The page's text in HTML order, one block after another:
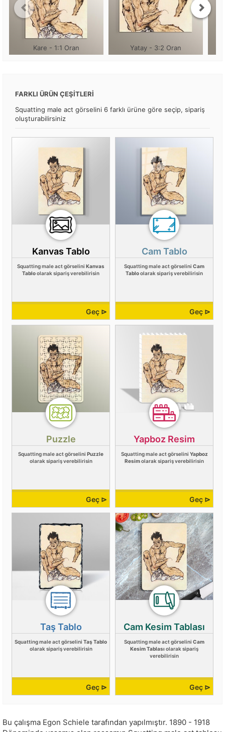
Kare - 1:1 Oran Yatay - 3:2 Oran
FARKLI ÜRÜN ÇEŞİTLERİ
Squatting male act görselini 6 farklı ürüne göre seçip, sipariş
oluşturabilirsiniz
Kanvas Tablo
Squatting male act görselini Kanvas
Tabloolarak sipariş verebilirisin
Geç ⊳
Cam Tablo
Squatting male act görselini Cam
Tabloolarak sipariş verebilirisin
Geç ⊳
Puzzle
Squatting male act görselini Puzzle
olarak sipariş verebilirisin
Geç ⊳
Yapboz Resim
Squatting male act görselini Yapboz
Resimolarak sipariş verebilirisin
Geç ⊳
Taş Tablo
Squatting male act görselini Taş Tablo
olarak sipariş verebilirisin
Geç ⊳
Cam Kesim Tablası
Squatting male act görselini Cam
Kesim Tablası olarak sipariş
verebilirisin
Geç ⊳
Bu çalışma Egon Schiele tarafından yapılmıştır. 1890 - 1918